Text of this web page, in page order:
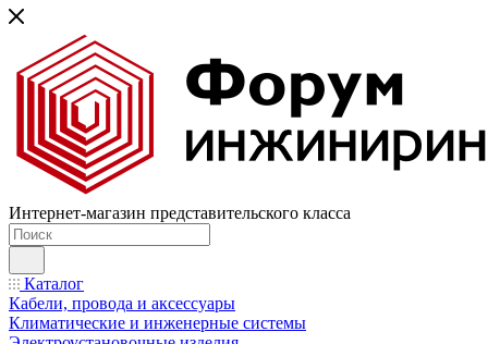
Интернет-магазин представительского класса
Каталог
Кабели, провода и аксессуары
Климатические и инженерные системы